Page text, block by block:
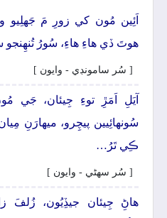
اَئِين مُون کي زورِ مَ جَهلِيو
ھوتَ ڏي ھاءِ ھاءِ، سُورُ
[ سُر سامونڊي - وايون ]
آيَلِ اَمَڙِ توءِ جِيئان، جَي
سُونھائِيين پيچِرو، ميھارَنِ
ڪِي تَرُ…
[ سُر سھڻي - وايون ]
ھاڻِ جِيئان جيڏِيُون،